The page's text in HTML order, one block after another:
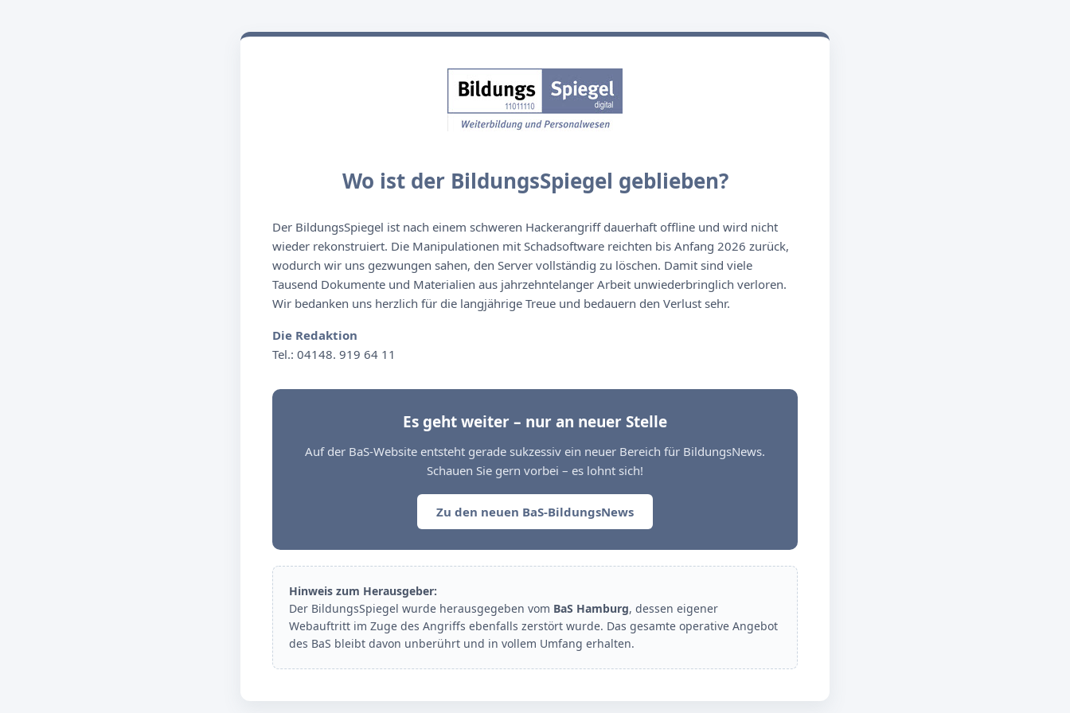
Wo ist der BildungsSpiegel geblieben?
Der BildungsSpiegel ist nach einem schweren Hackerangriff dauerhaft offline und wird nicht
wieder rekonstruiert. Die Manipulationen mit Schadsoftware reichten bis Anfang 2026 zurück,
wodurch wir uns gezwungen sahen, den Server vollständig zu löschen. Damit sind viele
Tausend Dokumente und Materialien aus jahrzehntelanger Arbeit unwiederbringlich verloren.
Wir bedanken uns herzlich für die langjährige Treue und bedauern den Verlust sehr.
Die Redaktion
Tel.: 04148. 919 64 11
Es geht weiter – nur an neuer Stelle
Auf der BaS-Website entsteht gerade sukzessiv ein neuer Bereich für BildungsNews.
Schauen Sie gern vorbei – es lohnt sich!
Zu den neuen BaS-BildungsNews
Hinweis zum Herausgeber:
Der BildungsSpiegel wurde herausgegeben vom BaS Hamburg, dessen eigener
Webauftritt im Zuge des Angriffs ebenfalls zerstört wurde. Das gesamte operative Angebot
des BaS bleibt davon unberührt und in vollem Umfang erhalten.